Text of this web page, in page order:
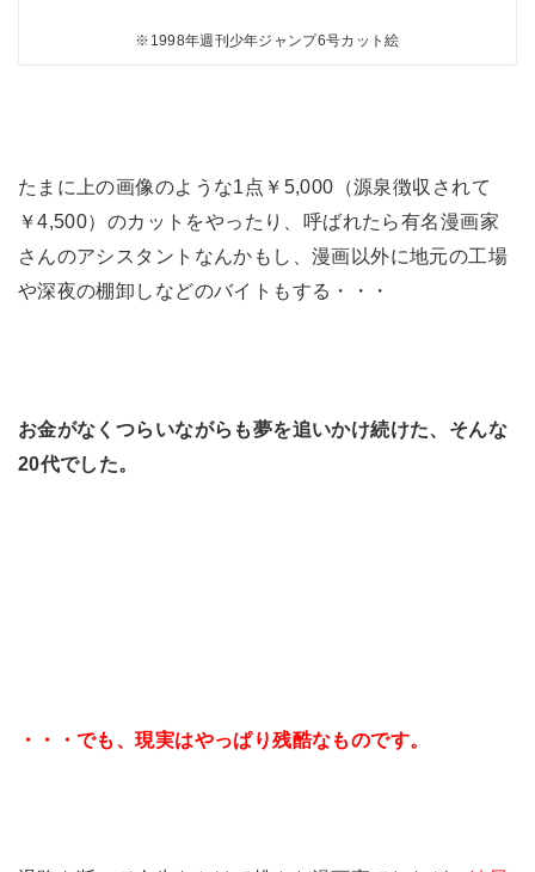
※1998年週刊少年ジャンプ6号カット絵
たまに上の画像のような1点￥5,000（源泉徴収されて
￥4,500）のカットをやったり、呼ばれたら有名漫画家
さんのアシスタントなんかもし、漫画以外に地元の工場
や深夜の棚卸しなどのバイトもする・・・
お金がなくつらいながらも夢を追いかけ続けた、そんな
20代でした。
・・・でも、現実はやっぱり残酷なものです。